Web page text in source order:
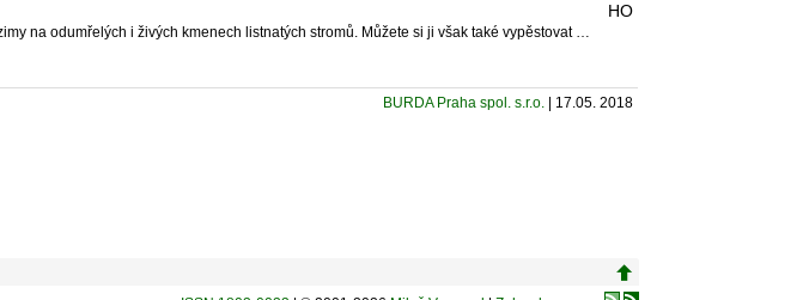
HO
na odumřelých i živých kmenech listnatých stromů. Můžete si ji však také vypěstovat …
BURDA Praha spol. s.r.o. | 17.05. 2018